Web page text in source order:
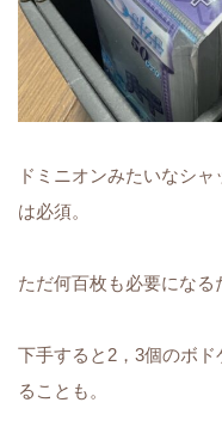
ドミニオンみたいなシ
は必須。
ただ何百枚も必要になる
下手すると2，3個のボ
ることも。